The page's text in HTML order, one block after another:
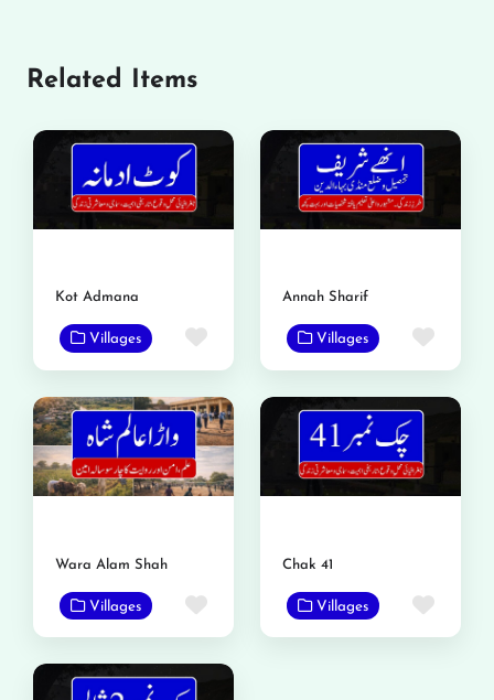
Related Items
Kot Admana
Villages Favorite
Annah Sharif
Villages
Wara Alam Shah
Villages Favorite
Chak 41
Villages